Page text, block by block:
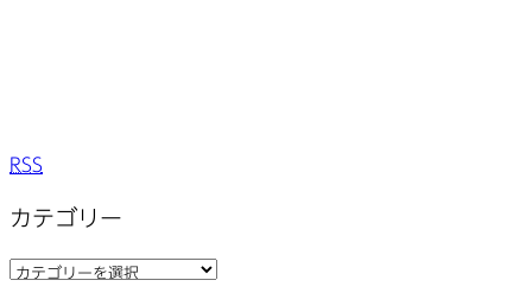
RSS
カテゴリー
カ